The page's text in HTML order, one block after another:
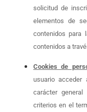
solicitud de
elementos de
contenidos para
contenidos a
Cookies de
usuario acceder
carácter
criterios en el